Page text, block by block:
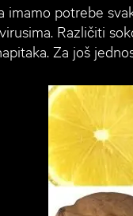
imamo potrebe
Različiti
Za još